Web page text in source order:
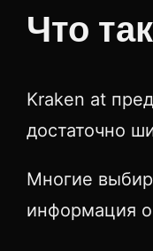
Что
Kraken at
достаточно
Многие
информация